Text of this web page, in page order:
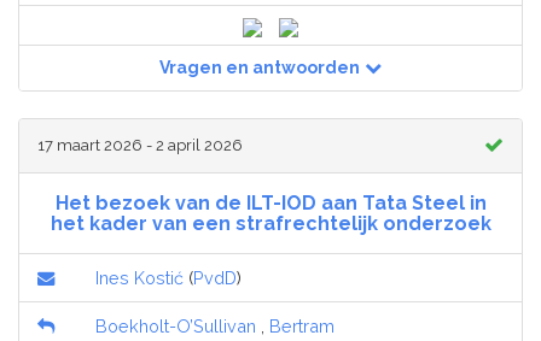
Vragen en antwoorden
17 maart 2026 - 2 april 2026
Het bezoek van de ILT-IOD aan Tata Steel in
het kader van een strafrechtelijk onderzoek
Ines Kostić (PvdD)
Boekholt-O’Sullivan Bertram